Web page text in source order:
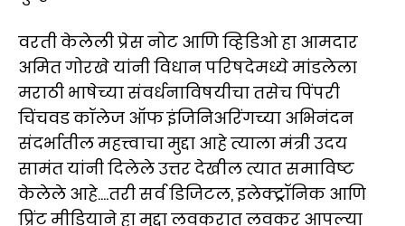
वरती केलेली प्रेस नोट आणि व्हिडिओ हा आमदार
अमित गोरखे यांनी विधान परिषदेमध्ये मांडलेला
मराठी भाषेच्या संवर्धनाविषयीचा तसेच पिंपरी
चिंचवड कॉलेज ऑफ इंजिनिअरिंगच्या अभिनंदन
संदर्भातील महत्त्वाचा मुद्दा आहे त्याला मंत्री उदय
सामंत यांनी दिलेले उत्तर देखील त्यात समाविष्ट
केलेले आहे....तरी सर्व डिजिटल, इलेक्ट्रॉनिक आणि
प्रिंट मीडियाने हा मुद्दा लवकरात लवकर आपल्या